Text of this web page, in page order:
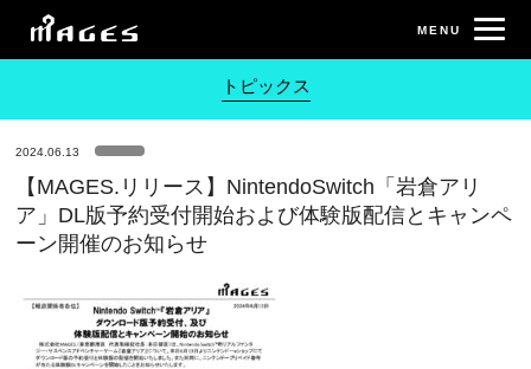
トピックス
2024.06.13
【MAGES.リリース】NintendoSwitch「岩倉アリ
ア」DL版予約受付開始および体験版配信とキャンペ
ーン開催のお知らせ